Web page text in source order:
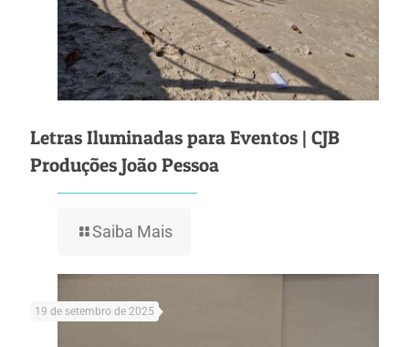
Letras Iluminadas para Eventos | CJB
Produções João Pessoa
Saiba Mais
19 de setembro de 2025